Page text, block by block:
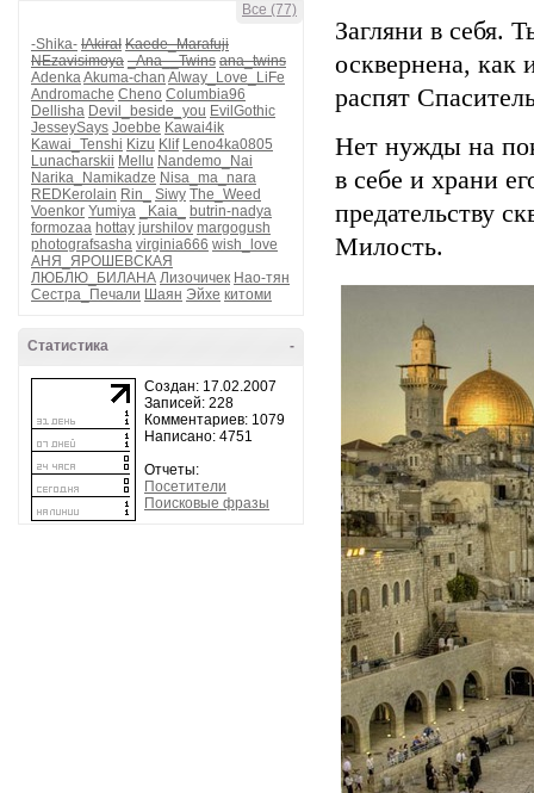
Все (77)
-Shika- IAkiraI Kaede_Marafuji
NEzavisimoya _Ana__Twins ana_twins
AdenkaAkuma-chan Alway_Love_LiFe
Andromache Cheno Columbia96
Dellisha Devil_beside_you EvilGothic
JesseySays Joebbe Kawai4ik
Kawai_Tenshi Kizu Klif Leno4ka0805
Lunacharskii Mellu Nandemo_Nai
Narika_Namikadze Nisa_ma_nara
REDKerolain Rin_ Siwy The_Weed
Voenkor Yumiya _Kaia_
butrin-nadya
formozaa hottay jurshilov margogush
photografsasha virginia666 wish_love
АНЯ_ЯРОШЕВСКАЯ
ЛЮБЛЮ_БИЛАНА Лизочичек Нао-тян
Сестра_Печали Шаян Эйхе китоми
-
Статистика
Создан: 17.02.2007
Записей: 228
Комментариев: 1079
Написано: 4751
Отчеты:
Посетители
Поисковые фразы
Загляни в себя.
осквернена, как
распят
Нет нужды на
в себе и храни
предательству
Милость.